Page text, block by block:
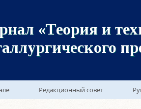
«Теория и
Редакционный совет